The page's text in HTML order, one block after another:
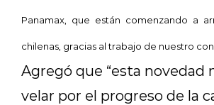
Panamax, que están comenzando a
chilenas, gracias al trabajo de nuestro
Agregó que “esta novedad
velar por el progreso de la